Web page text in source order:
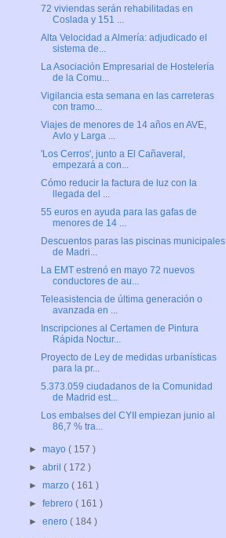
72 viviendas serán rehabilitadas en
Coslada y 151 ...
Alta Velocidad a Almería: adjudicado el
sistema de...
La Asociación Empresarial de Hostelería
de la Comu...
Vigilancia esta semana en las carreteras
con tramo...
Viajes de menores de 14 años en AVE,
Avlo y Larga ...
'Los Cerros', junto a El Cañaveral,
empezará a con...
Cómo reducir la factura de luz con la
llegada del ...
55 euros en ayuda para las gafas de
menores de 14 ...
Descuentos paras las piscinas municipales
de Madri...
La EMT estrenó en mayo 72 nuevos
conductores de au...
Teleasistencia de última generación o
avanzada en ...
Inscripciones al Certamen de Pintura
Rápida Noctur...
Proyecto de Ley de medidas urbanísticas
para la pr...
5.373.059 ciudadanos de la Comunidad
de Madrid est...
Los embalses del CYII empiezan junio al
86,7 % tra...
►mayo( 157 )
►abril( 172 )
►marzo( 161 )
►febrero( 161 )
►enero( 184 )